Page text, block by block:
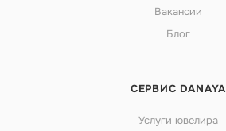
Вакансии
Блог
СЕРВИС DANAYA
Услуги ювелира